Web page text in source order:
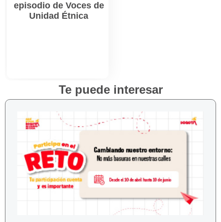
episodio de Voces de
Unidad Étnica
Te puede interesar